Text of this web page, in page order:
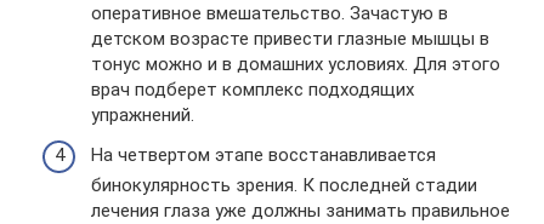
оперативное вмешательство. Зачастую в
детском возрасте привести глазные мышцы в
тонус можно и в домашних условиях. Для этого
врач подберет комплекс подходящих
упражнений.
На четвертом этапе восстанавливается
бинокулярность зрения. К последней стадии
лечения глаза уже должны занимать правильное